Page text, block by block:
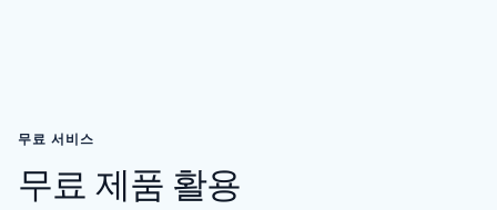
무료 서비스
무료 제품 활용